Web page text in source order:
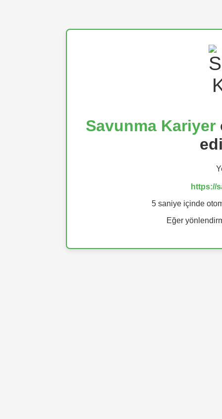
Savunma Kariyer
https://
5 saniye içinde
Eğer